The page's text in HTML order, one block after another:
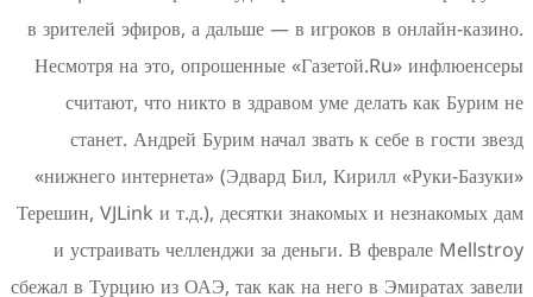
в зрителей эфиров, а дальше — в игроков в
Несмотря на это, опрошенные
считают, что никто в здравом уме
станет. Андрей Бурим начал звать к
«нижнего интернета» (Эдвард Бил,
Терешин, VJLink и т.д.), десятки знакомых и
и устраивать челленджи за деньги. В
сбежал в Турцию из ОАЭ, так как на него в